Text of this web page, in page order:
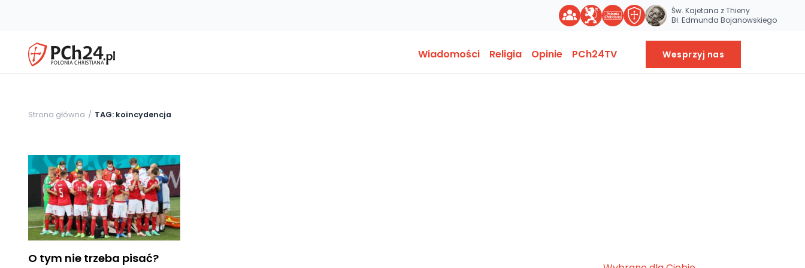
Św. Kajetana z Thieny
Bł. Edmunda Bojanowskiego
Wiadomości Religia Opinie PCh24TV Wesprzyj nas
Strona główna TAG: koincydencja
O tym nie trzeba pisać?